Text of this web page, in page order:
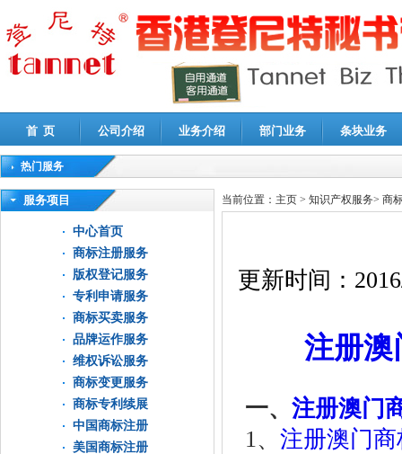
首 页 公司介绍 业务介绍 部门业务 条块业务
热门服务
高新技术企业认定审计|企业所得税汇算清缴申报鉴证
服务项目
中心首页
商标注册服务
版权登记服务
专利申请服务
商标买卖服务
品牌运作服务
维权诉讼服务
商标变更服务
商标专利续展
中国商标注册
美国商标注册
当前位置： 主页 > 知识产权服务> 商
更新时间：
注册澳
一、 注册澳门
1、 注册澳门商